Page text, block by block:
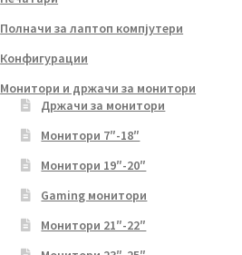
Полначи за лаптоп компјутери
Конфигурации
Монитори и држачи за монитори
Држачи за монитори
Монитори 7″-18″
Монитори 19″-20″
Gaming монитори
Монитори 21″-22″